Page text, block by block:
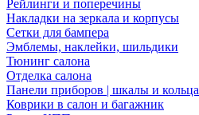
Рейлинги и поперечины
Накладки на зеркала и корпусы
Сетки для бампера
Эмблемы, наклейки, шильдики
Тюнинг салона
Отделка салона
Панели приборов | шкалы и кольца
Коврики в салон и багажник